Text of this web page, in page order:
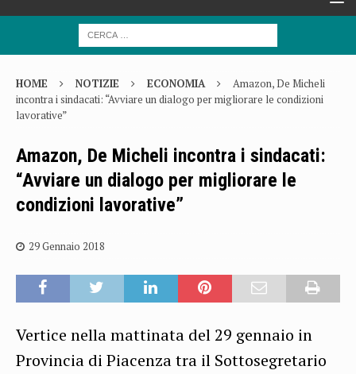
HOME NOTIZIE ECONOMIA
Amazon, De Micheli
incontra i sindacati: “Avviare un dialogo per migliorare le condizioni
lavorative”
Amazon, De Micheli incontra i sindacati:
“Avviare un dialogo per migliorare le
condizioni lavorative”
29 Gennaio 2018
Vertice nella mattinata del 29 gennaio in
Provincia di Piacenza tra il Sottosegretario